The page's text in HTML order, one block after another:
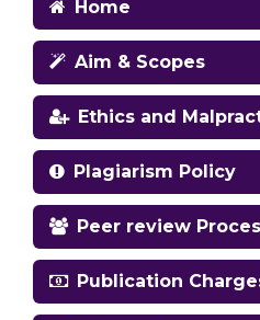
Home
Aim & Scopes
Ethics and
Plagiarism Policy
Peer review
Publication